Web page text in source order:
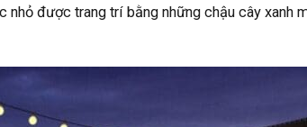
nhỏ được trang trí bằng những chậu cây xanh